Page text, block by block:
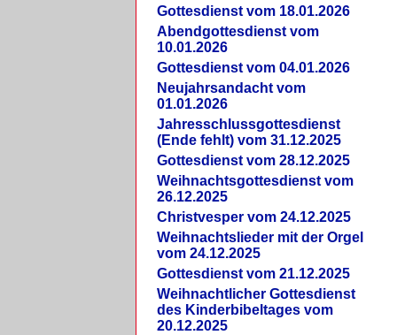
Gottesdienst vom 18.01.2026
Abendgottesdienst vom
10.01.2026
Gottesdienst vom 04.01.2026
Neujahrsandacht vom
01.01.2026
Jahresschlussgottesdienst
(Ende fehlt) vom 31.12.2025
Gottesdienst vom 28.12.2025
Weihnachtsgottesdienst vom
26.12.2025
Christvesper vom 24.12.2025
Weihnachtslieder mit der Orgel
vom 24.12.2025
Gottesdienst vom 21.12.2025
Weihnachtlicher Gottesdienst
des Kinderbibeltages vom
20.12.2025